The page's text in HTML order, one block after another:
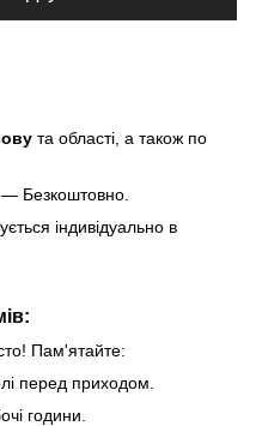
та області, а також по
— Безкоштовно.
індивідуально в
Пам'ятайте:
перед приходом.
години.